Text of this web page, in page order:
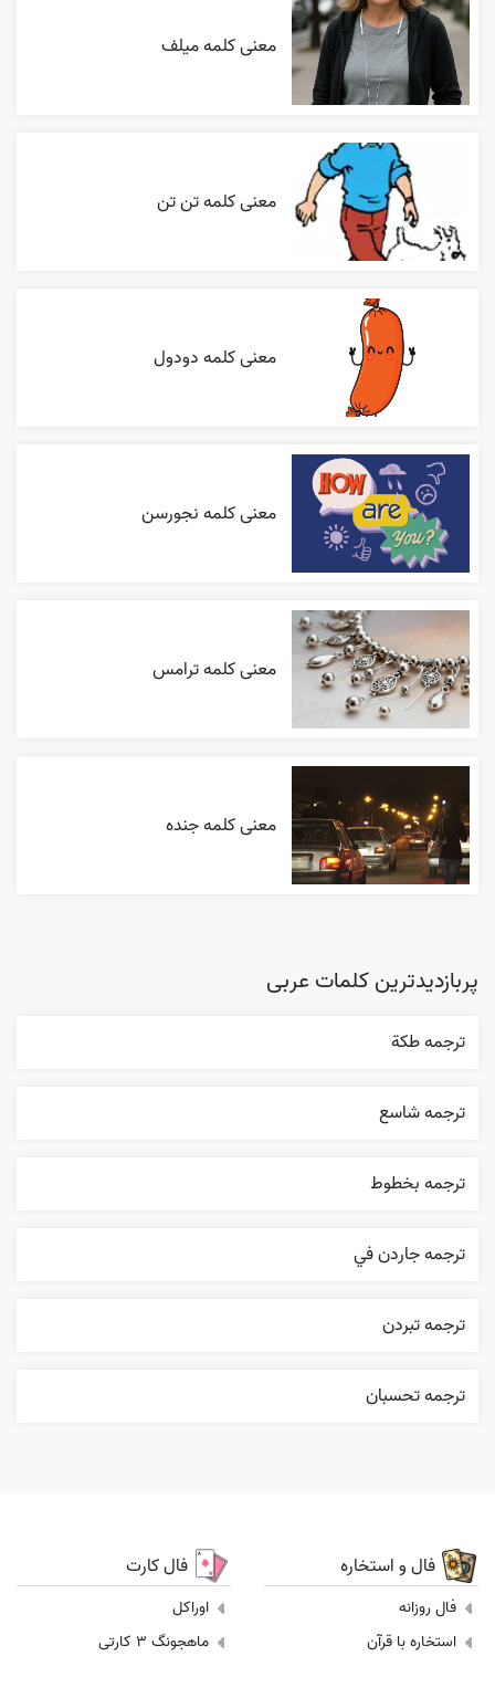
معنی کلمه میلف
معنی کلمه تن تن
معنی کلمه دودول
معنی کلمه نجورسن
معنی کلمه ترامس
معنی کلمه جنده
پربازدیدترین کلمات عربی
ترجمه طکة
ترجمه شاسع
ترجمه بخطوط
ترجمه جاردن في
ترجمه تبردن
ترجمه تحسبان
فال و استخاره
فال روزانه
استخاره با قرآن
فال کارت
اوراکل
ماهجونگ 3 کارتی